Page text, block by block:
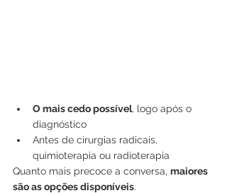
O mais cedo possível, logo após o
diagnóstico
Antes de cirurgias radicais,
quimioterapia ou radioterapia
Quanto mais precoce a conversa, maiores
são as opções disponíveis.